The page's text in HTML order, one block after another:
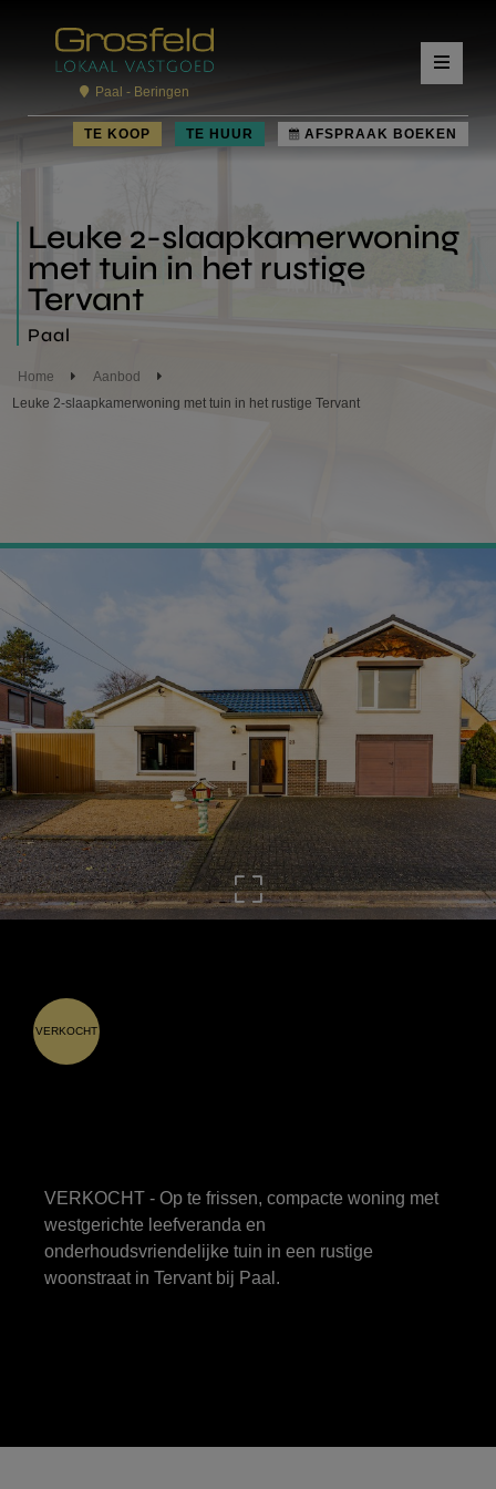
Paal - Beringen
TE KOOP TE HUUR AFSPRAAK BOEKEN
Leuke 2-slaapkamerwoning
met tuin in het rustige
Tervant
Paal
Home
Aanbod
Leuke 2-slaapkamerwoning met tuin in het rustige Tervant
VERKOCHT
VERKOCHT - Op te frissen, compacte woning met
westgerichte leefveranda en
onderhoudsvriendelijke tuin in een rustige
woonstraat in Tervant bij Paal.